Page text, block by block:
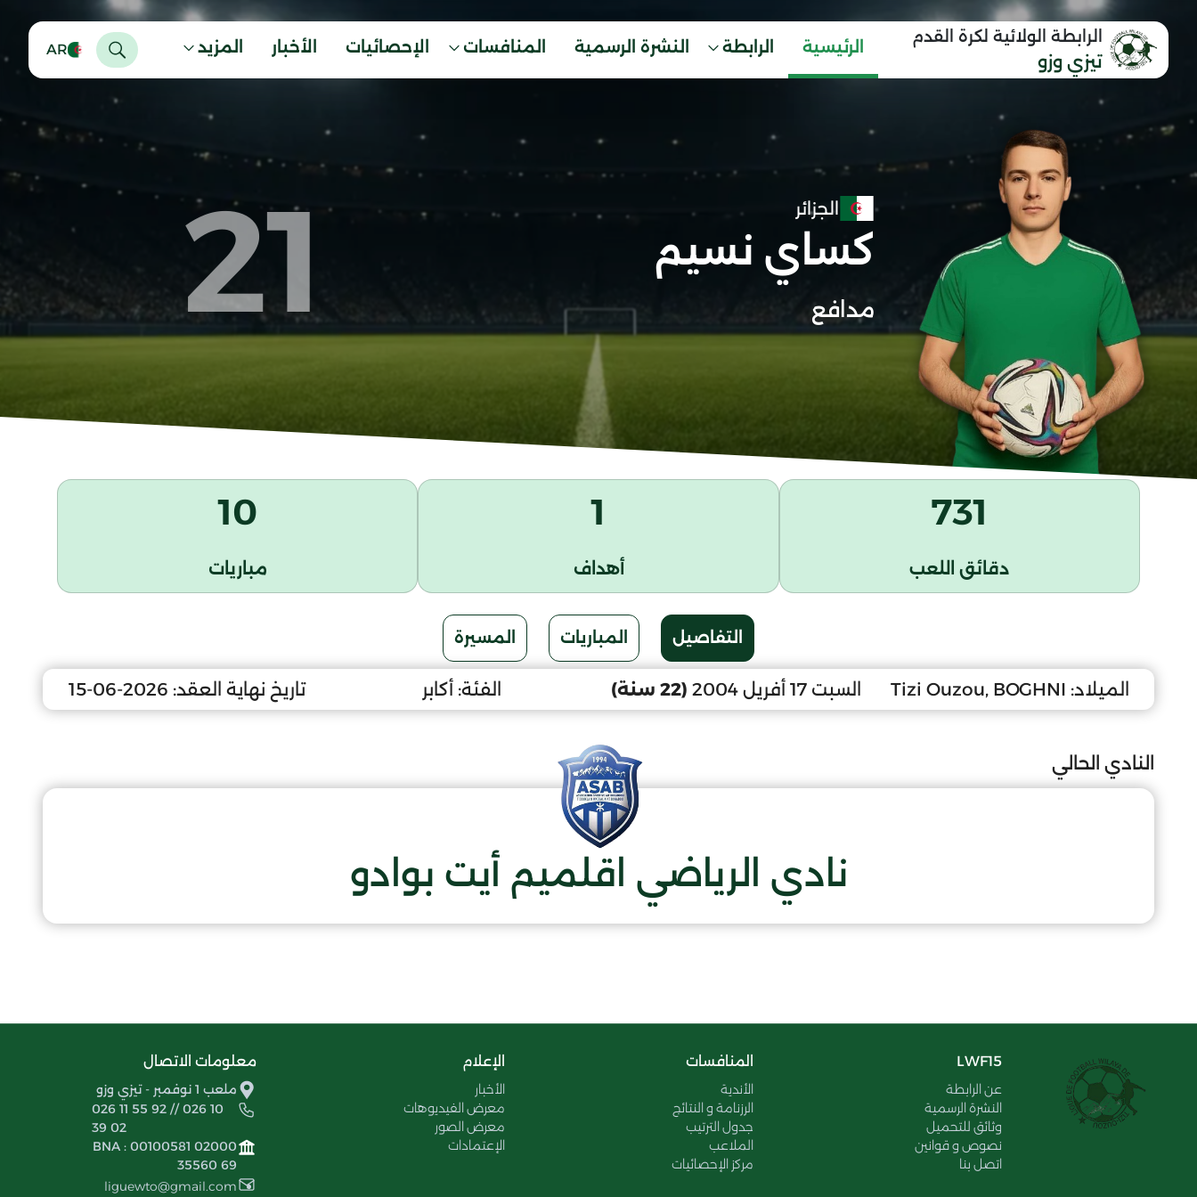
الرابطة الولائية لكرة القدم
تيزي وزو
الرئيسية الرابطة النشرة الرسمية المنافسات الإحصائيات الأخبار المزيد AR
الجزائر
كساي نسيم
مدافع 21
731
دقائق اللعب
1
أهداف
10
مباريات
التفاصيل المباريات المسيرة
الميلاد: Tizi Ouzou, BOGHNI السبت 17 أفريل 2004 (22 سنة) الفئة: أكابر تاريخ نهاية العقد: 2026-06-15
النادي الحالي
نادي الرياضي اقلميم أيت بوادو
LWF15
عن الرابطة
النشرة الرسمية
وثائق للتحميل
نصوص و قوانين
اتصل بنا
المنافسات
الأندية
الرزنامة و النتائج
جدول الترتيب
الملاعب
مركز الإحصائيات
الإعلام
الأخبار
معرض الفيديوهات
معرض الصور
الإعتمادات
معلومات الاتصال
ملعب 1 نوفمبر - تيزي وزو
026 11 55 92 // 026 10
39 02
BNA : 00100581 02000
35560 69
liguewto@gmail.com